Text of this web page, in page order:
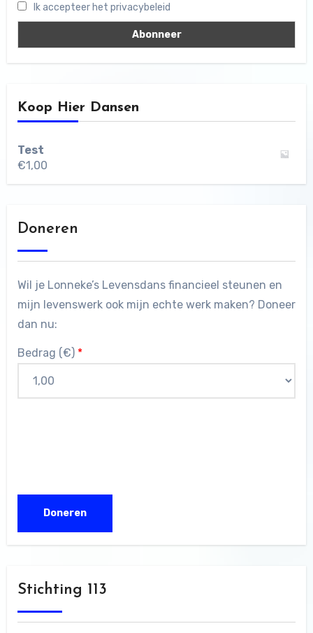
Ik accepteer het privacybeleid
Koop Hier Dansen
Test
€1,00
Doneren
Wil je Lonneke’s Levensdans financieel steunen en
mijn levenswerk ook mijn echte werk maken? Doneer
dan nu:
Bedrag (€) *
Stichting 113